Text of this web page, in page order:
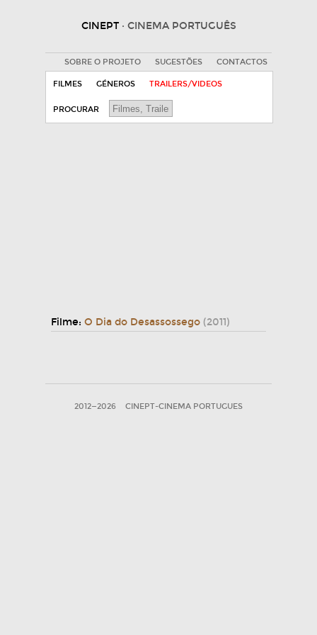
CINEPT · CINEMA PORTUGUÊS
SOBRE O PROJETO SUGESTÕES CONTACTOS
FILMES GÉNEROS TRAILERS/VIDEOS
PROCURAR
Filme: O Dia do Desassossego (2011)
2012—2026 CINEPT-CINEMA PORTUGUES